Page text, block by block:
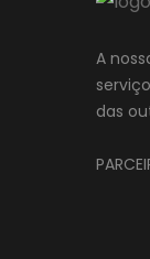
A
das